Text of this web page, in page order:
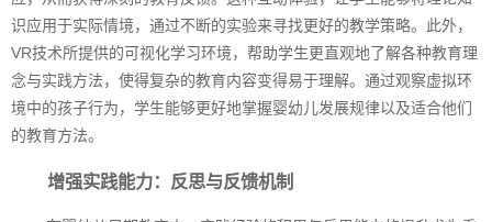
识应用于实际情境，通过不断的实验来寻找更好的教学策略。此外，
VR技术所提供的可视化学习环境，帮助学生更直观地了解各种教育理
念与实践方法，使得复杂的教育内容变得易于理解。通过观察虚拟环
境中的孩子行为，学生能够更好地掌握婴幼儿发展规律以及适合他们
的教育方法。
增强实践能力：反思与反馈机制